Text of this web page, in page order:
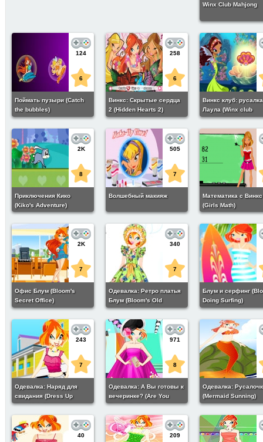
Winx Club Mahjong
124
6
Поймать пузыри (Catch
the bubbles)
258
6
Винкс: Скрытые сердца
2 (Hidden Hearts 2)
Винкс клуб: русалка
Лаула (Winx club
mermaid layla)
2K
8
Приключения Кико
(Kiko's Adventure)
505
7
Волшебный макияж
Математика с Винкс
(Girls Math)
2K
7
Офис Блум (Bloom's
Secret Office)
340
7
Одевалка: Ретро платья
Блум (Bloom's Old
Clothes)
Блум и серфинг
Doing Surfing)
243
7
Одевалка: Наряд для
свидания (Dress Up
Prankish Bloom)
971
8
Одевалка: А Вы готовы к
вечеринке? (Are You
Ready To Party?)
Одевалка:
(Mermaid Sunning)
40 209